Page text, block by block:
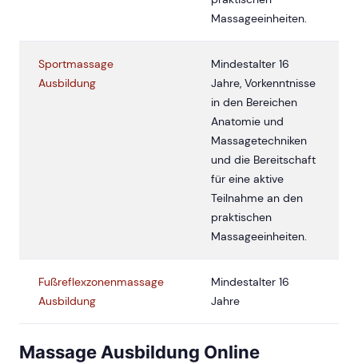
Massageeinheiten.
Sportmassage
Ausbildung
Mindestalter 16
Jahre, Vorkenntnisse
in den Bereichen
Anatomie und
Massagetechniken
und die Bereitschaft
für eine aktive
Teilnahme an den
praktischen
Massageeinheiten.
Fußreflexzonenmassage
Ausbildung
Mindestalter 16
Jahre
Massage Ausbildung Online